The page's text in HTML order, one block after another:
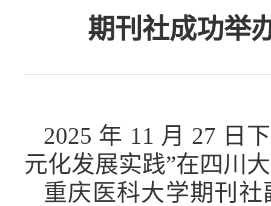
期刊社成功举
2025 年 11 月 27 日
元化发展实践”在四川
重庆医科大学期刊